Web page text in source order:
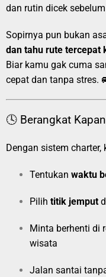
dan rutin dicek
Sopirnya pun bukan
dan tahu rute tercepat
Biar kamu gak cuma
cepat dan tanpa stres.
🕓 Berangkat
Dengan sistem charter,
Tentukan waktu
Pilih titik jemput
Minta berhenti di
wisata
Jalan santai